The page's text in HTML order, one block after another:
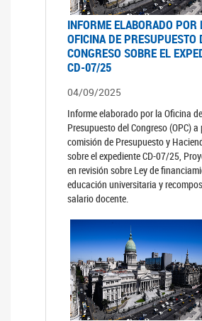
INFORME ELABORADO POR
OFICINA DE PRESUPUESTO
CONGRESO SOBRE EL
CD-07/25
04/09/2025
Informe elaborado por la Oficina de
Presupuesto del Congreso (OPC)
comisión de Presupuesto y
sobre el expediente CD-07/25,
en revisión sobre Ley de
educación universitaria y
salario docente.